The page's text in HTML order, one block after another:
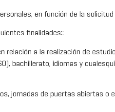
en función de la
finalidades::
a la realización de
bachillerato, idiomas y
jornadas de puertas abiertas o